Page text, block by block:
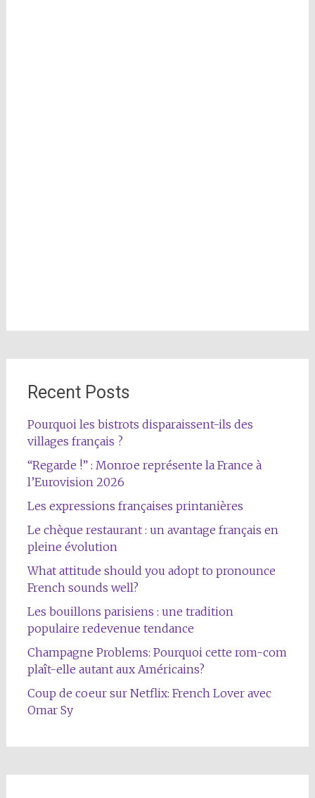
Recent Posts
Pourquoi les bistrots disparaissent-ils des
villages français ?
“Regarde !” : Monroe représente la France à
l’Eurovision 2026
Les expressions françaises printanières
Le chèque restaurant : un avantage français en
pleine évolution
What attitude should you adopt to pronounce
French sounds well?
Les bouillons parisiens : une tradition
populaire redevenue tendance
Champagne Problems: Pourquoi cette rom-com
plaît-elle autant aux Américains?
Coup de coeur sur Netflix: French Lover avec
Omar Sy